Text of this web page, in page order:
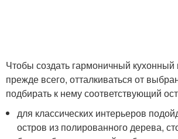
Чтобы создать гармоничный кухонный
прежде всего, отталкиваться от
подбирать к нему соответствующий
для классических интерьеров
остров из полированного дерева,